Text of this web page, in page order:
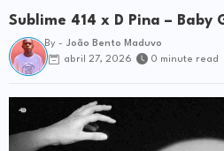
Sublime 414 x D Pina – Baby
By - João Bento Maduvo
abril 27, 2026
0 minute read